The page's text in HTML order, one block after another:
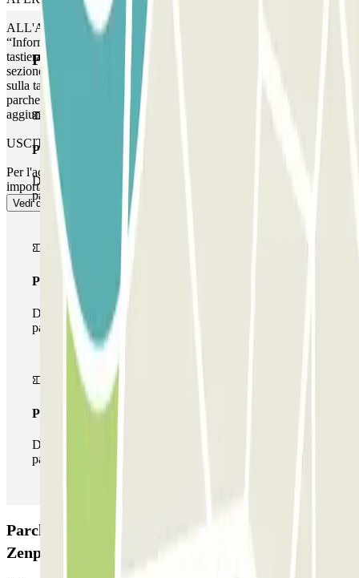
ALL'ARRIVO: inserire il codice riportato nella sezione
“Informazioni importanti”. Digitare il codice seguito da # sulla
tastiera. ALLA PARTENZA: inserire il codice riportato nella
sezione “Informazioni importanti”. Inserire il codice seguito da #
sulla tastiera. MARGINE PERMESSO: è possibile accedere al
parcheggio fino a 1 ora prima della prenotazione, ma questo tempo
aggiuntivo verrà addebitato.”
USCITA PEDONALE
Per l'accesso pedonale, consultare la sezione ""Informazioni
importanti"".
Vedi di più
Prodotti di Parclick
Pass unico
Durante il tuo soggiorno potrai entrare e uscire dal
parcheggio una sola volta
Pass multiparking
Durante il tuo soggiorno potrai usufruire dell'intera rete di
parcheggi disponibili su Parclick.
Pass illlimitato
Durante il tuo soggiorno potrai entrare e uscire dal
parcheggio tutte le volte che vorrai.
Parcheggio Faubourg de Roubaix - Lille Europe
Zenpark: Opinioni